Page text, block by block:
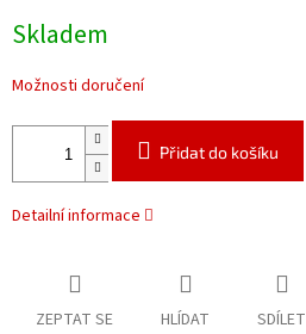
cena:
Skladem
Možnosti doručení
Přidat do košíku
Detailní informace
ZEPTAT SE HLÍDAT SDÍLET